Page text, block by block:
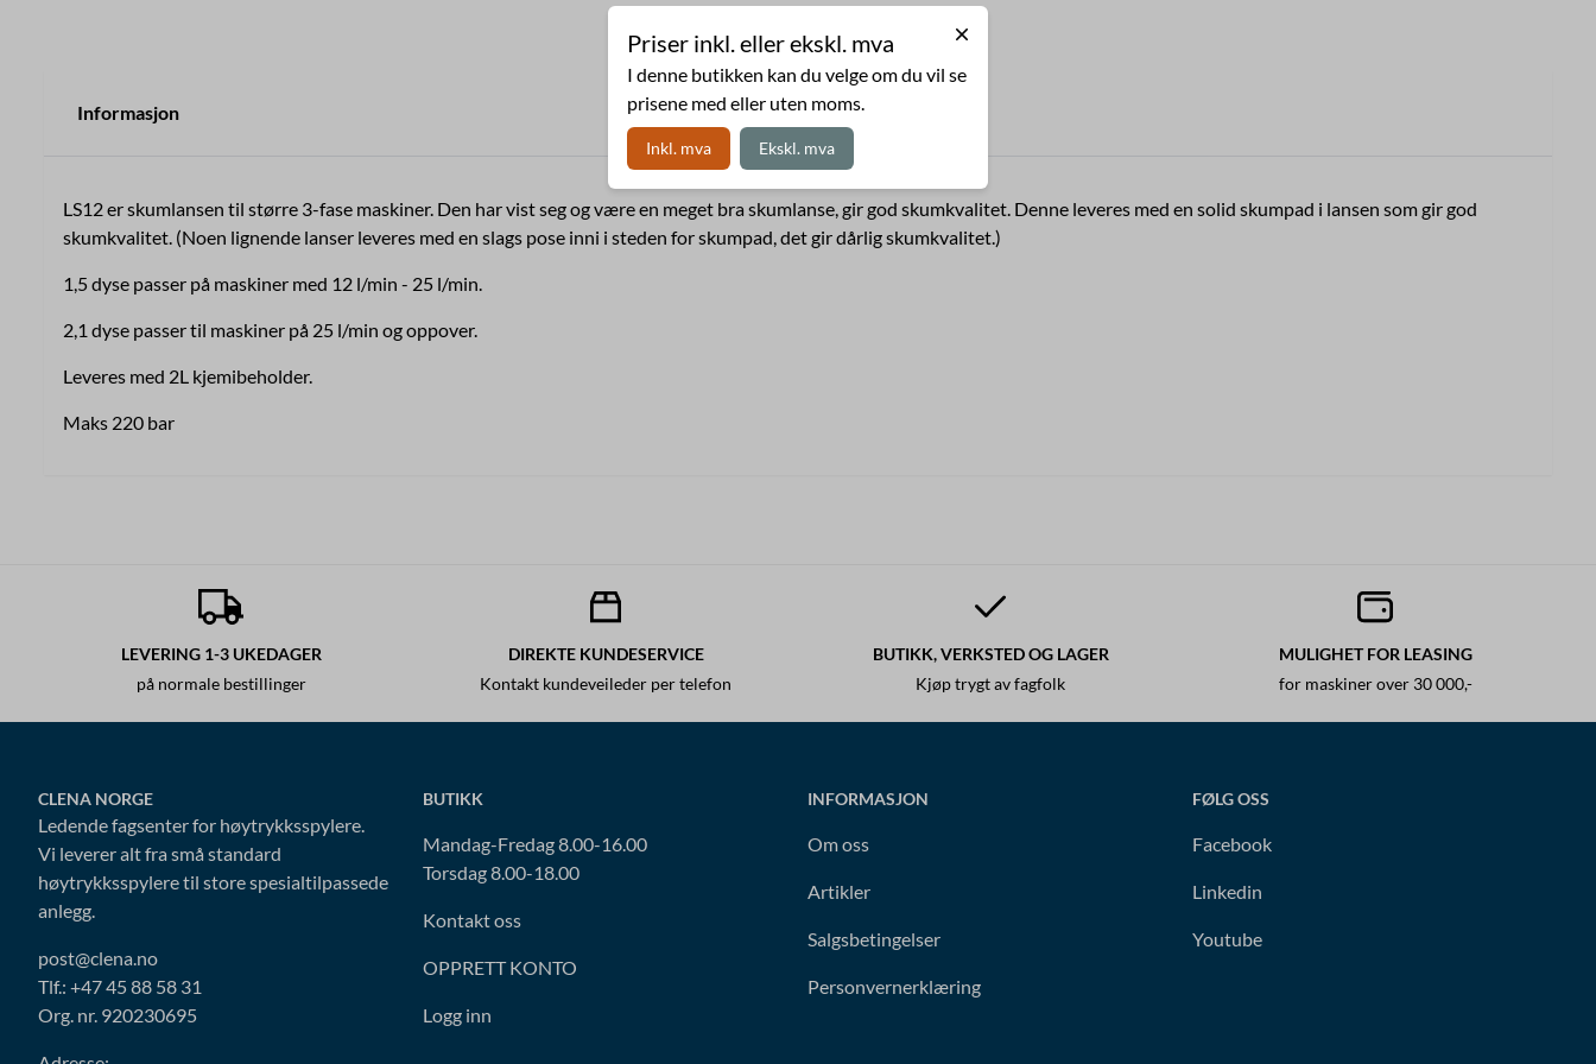
Informasjon
LS12 er skumlansen til større 3-fase maskiner. Den har vist seg og være en meget bra skumlanse, gir god skumkvalitet. Denne leveres med en solid skumpad i lansen som gir god
skumkvalitet. (Noen lignende lanser leveres med en slags pose inni i steden for skumpad, det gir dårlig skumkvalitet.)
1,5 dyse passer på maskiner med 12 l/min - 25 l/min.
2,1 dyse passer til maskiner på 25 l/min og oppover.
Leveres med 2L kjemibeholder.
Maks 220 bar
LEVERING 1-3 UKEDAGER
på normale bestillinger
DIREKTE KUNDESERVICE
Kontakt kundeveileder per telefon
BUTIKK, VERKSTED OG LAGER
Kjøp trygt av fagfolk
MULIGHET FOR LEASING
for maskiner over 30 000,-
CLENA NORGE
Ledende fagsenter for høytrykksspylere.
Vi leverer alt fra små standard
høytrykksspylere til store spesialtilpassede
anlegg.
post@clena.no
Tlf.: +47 45 88 58 31
Org. nr. 920230695
BUTIKK
Mandag-Fredag 8.00-16.00
Torsdag 8.00-18.00
Kontakt oss
OPPRETT KONTO
Logg inn
INFORMASJON
Om oss
Artikler
Salgsbetingelser
Personvernerklæring
FØLG OSS
Facebook
Linkedin
Youtube
Priser inkl. eller ekskl. mva
I denne butikken kan du velge om du vil se
prisene med eller uten moms.
Inkl. mva Ekskl. mva